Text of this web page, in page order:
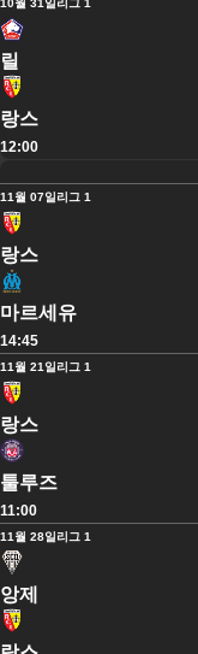
10월 31일리그 1
릴
랑스
12:00
11월 07일리그 1
랑스
마르세유
14:45
11월 21일리그 1
랑스
툴루즈
11:00
11월 28일리그 1
앙제